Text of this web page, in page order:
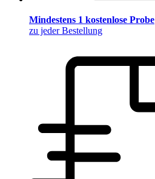
Mindestens 1 kostenlose Probe
zu jeder Bestellung